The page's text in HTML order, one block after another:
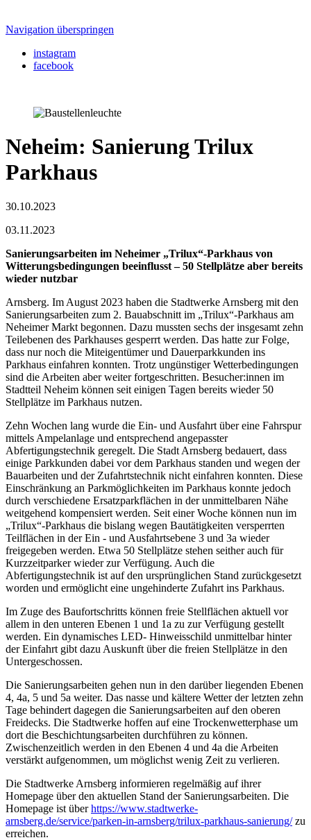
Navigation überspringen
instagram
facebook
Neheim: Sanierung Trilux
Parkhaus
30.10.2023
03.11.2023
Sanierungsarbeiten im Neheimer „Trilux“-Parkhaus von
Witterungsbedingungen beeinflusst – 50 Stellplätze aber bereits
wieder nutzbar
Arnsberg. Im August 2023 haben die Stadtwerke Arnsberg mit den
Sanierungsarbeiten zum 2. Bauabschnitt im „Trilux“-Parkhaus am
Neheimer Markt begonnen. Dazu mussten sechs der insgesamt zehn
Teilebenen des Parkhauses gesperrt werden. Das hatte zur Folge,
dass nur noch die Miteigentümer und Dauerparkkunden ins
Parkhaus einfahren konnten. Trotz ungünstiger Wetterbedingungen
sind die Arbeiten aber weiter fortgeschritten. Besucher:innen im
Stadtteil Neheim können seit einigen Tagen bereits wieder 50
Stellplätze im Parkhaus nutzen.
Zehn Wochen lang wurde die Ein- und Ausfahrt über eine Fahrspur
mittels Ampelanlage und entsprechend angepasster
Abfertigungstechnik geregelt. Die Stadt Arnsberg bedauert, dass
einige Parkkunden dabei vor dem Parkhaus standen und wegen der
Bauarbeiten und der Zufahrtstechnik nicht einfahren konnten. Diese
Einschränkung an Parkmöglichkeiten im Parkhaus konnte jedoch
durch verschiedene Ersatzparkflächen in der unmittelbaren Nähe
weitgehend kompensiert werden. Seit einer Woche können nun im
„Trilux“-Parkhaus die bislang wegen Bautätigkeiten versperrten
Teilflächen in der Ein - und Ausfahrtsebene 3 und 3a wieder
freigegeben werden. Etwa 50 Stellplätze stehen seither auch für
Kurzzeitparker wieder zur Verfügung. Auch die
Abfertigungstechnik ist auf den ursprünglichen Stand zurückgesetzt
worden und ermöglicht eine ungehinderte Zufahrt ins Parkhaus.
Im Zuge des Baufortschritts können freie Stellflächen aktuell vor
allem in den unteren Ebenen 1 und 1a zu zur Verfügung gestellt
werden. Ein dynamisches LED- Hinweisschild unmittelbar hinter
der Einfahrt gibt dazu Auskunft über die freien Stellplätze in den
Untergeschossen.
Die Sanierungsarbeiten gehen nun in den darüber liegenden Ebenen
4, 4a, 5 und 5a weiter. Das nasse und kältere Wetter der letzten zehn
Tage behindert dagegen die Sanierungsarbeiten auf den oberen
Freidecks. Die Stadtwerke hoffen auf eine Trockenwetterphase um
dort die Beschichtungsarbeiten durchführen zu können.
Zwischenzeitlich werden in den Ebenen 4 und 4a die Arbeiten
verstärkt aufgenommen, um möglichst wenig Zeit zu verlieren.
Die Stadtwerke Arnsberg informieren regelmäßig auf ihrer
Homepage über den aktuellen Stand der Sanierungsarbeiten. Die
Homepage ist überhttps://www.stadtwerke-
arnsberg.de/service/parken-in-arnsberg/trilux-parkhaus-sanierung/zu
erreichen.